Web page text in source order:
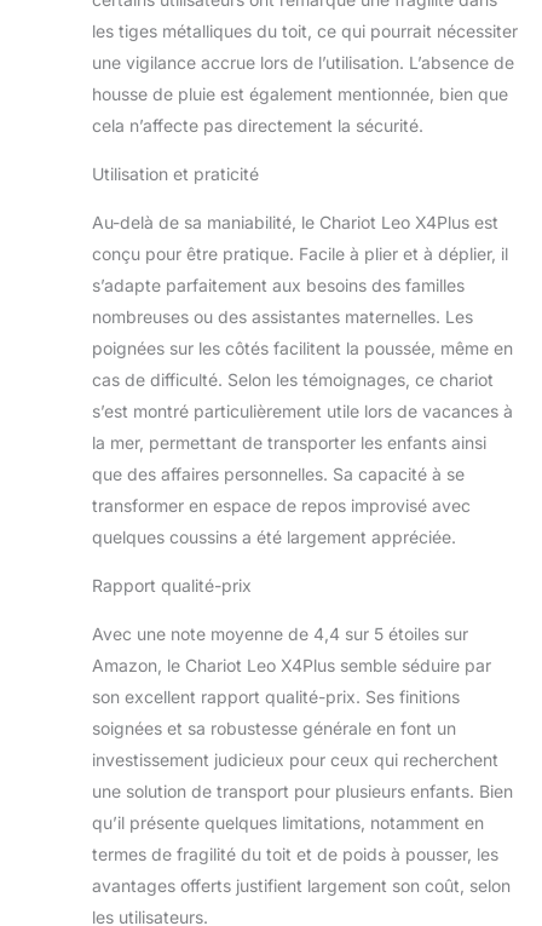
à ranger dans le
spacieux sac arrière
XXL avec 2
chambres.
Nettoyage facile du
jusqu’à 30 °.
[Dimensions
compactes]
déplié (LxlxH):
113x78x130 cm et
dimensions de
pliage compact
93x78x38cm |
Espace de
rangement à
l’intérieur:
les tiges métalliques du toit, ce qui pourrait nécessiter
une vigilance accrue lors de l’utilisation. L’absence de
housse de pluie est également mentionnée, bien que
cela n’affecte pas directement la sécurité.
Utilisation et praticité
Au-delà de sa maniabilité, le Chariot Leo X4Plus est
conçu pour être pratique. Facile à plier et à déplier, il
s’adapte parfaitement aux besoins des familles
nombreuses ou des assistantes maternelles. Les
poignées sur les côtés facilitent la poussée, même en
cas de difficulté. Selon les témoignages, ce chariot
s’est montré particulièrement utile lors de vacances à
la mer, permettant de transporter les enfants ainsi
que des affaires personnelles. Sa capacité à se
transformer en espace de repos improvisé avec
quelques coussins a été largement appréciée.
Rapport qualité-prix
Avec une note moyenne de 4,4 sur 5 étoiles sur
Amazon, le Chariot Leo X4Plus semble séduire par
son excellent rapport qualité-prix. Ses finitions
soignées et sa robustesse générale en font un
investissement judicieux pour ceux qui recherchent
une solution de transport pour plusieurs enfants. Bien
qu’il présente quelques limitations, notamment en
termes de fragilité du toit et de poids à pousser, les
avantages offerts justifient largement son coût, selon
les utilisateurs.